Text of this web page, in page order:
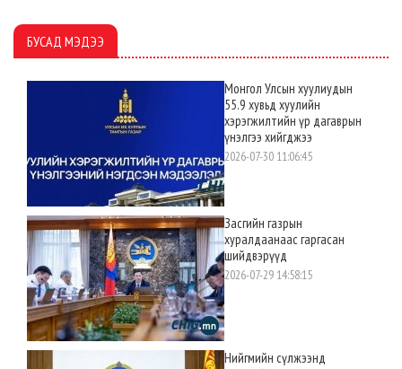
БУСАД МЭДЭЭ
Монгол Улсын хуулиудын
55.9 хувьд хуулийн
хэрэгжилтийн үр дагаврын
үнэлгээ хийгджээ
2026-07-30 11:06:45
Засгийн газрын
хуралдаанаас гаргасан
шийдвэрүүд
2026-07-29 14:58:15
Нийгмийн сүлжээнд